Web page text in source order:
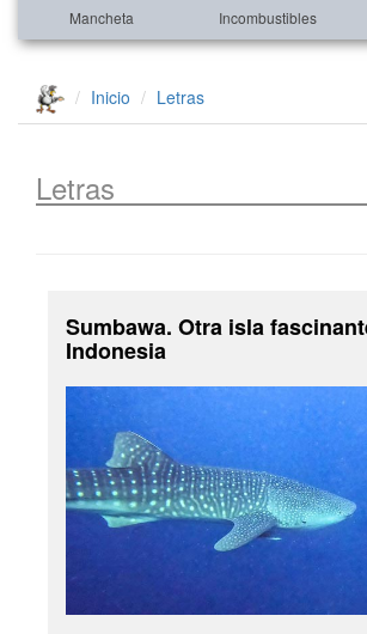
Mancheta Incombustibles
Inicio Letras
Letras
Sumbawa. Otra isla
Indonesia